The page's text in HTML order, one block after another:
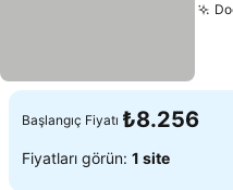
Başlangıç Fiyatı ₺8.256
Fiyatları görün: 1 site